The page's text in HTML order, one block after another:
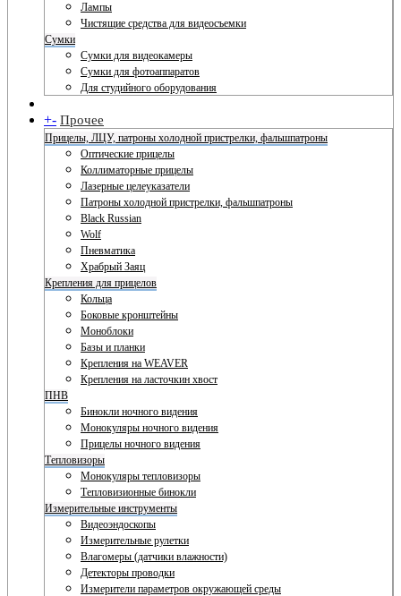
Лампы
Чистящие средства для видеосъемки
Сумки
Сумки для видеокамеры
Сумки для фотоаппаратов
Для студийного оборудования
+- Прочее
Прицелы, ЛЦУ, патроны холодной пристрелки, фальшпатроны
Оптические прицелы
Коллиматорные прицелы
Лазерные целеуказатели
Патроны холодной пристрелки, фальшпатроны
Black Russian
Wolf
Пневматика
Храбрый Заяц
Крепления для прицелов
Кольца
Боковые кронштейны
Моноблоки
Базы и планки
Крепления на WEAVER
Крепления на ласточкин хвост
ПНВ
Бинокли ночного видения
Монокуляры ночного видения
Прицелы ночного видения
Тепловизоры
Монокуляры тепловизоры
Тепловизионные бинокли
Измерительные инструменты
Видеоэндоскопы
Измерительные рулетки
Влагомеры (датчики влажности)
Детекторы проводки
Измерители параметров окружающей среды